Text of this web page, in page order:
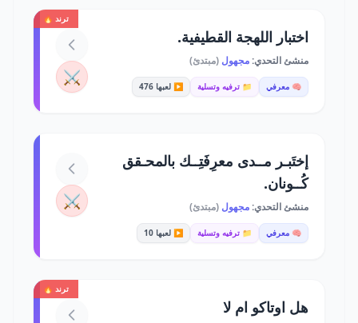
ترند 🔥
اختبار اللهجة القطيفية.
منشئ التحدي:مجهول (مبتدئ)
🧠 معرفي 📁 ترفيه وتسلية ▶️ لعبها 476 ⚔️
إختَبـر مــدى معرِفَتِــك بالمحـقق
كُــونان.
منشئ التحدي:مجهول (مبتدئ)
🧠 معرفي 📁 ترفيه وتسلية ▶️ لعبها 10
⚔️
ترند 🔥
هل اوتاكو ام لا